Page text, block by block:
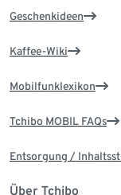
Geschenkideen
Kaffee-Wiki
Mobilfunklexikon
Tchibo MOBIL FAQs
Entsorgung /
Über Tchibo